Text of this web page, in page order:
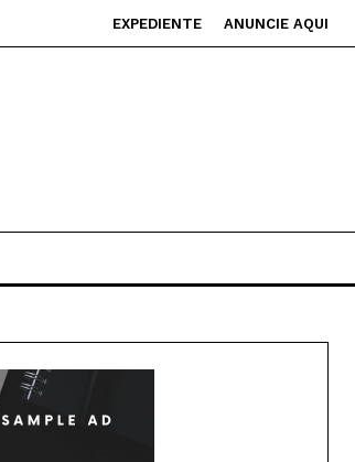
EXPEDIENTE ANUNCIE AQUI